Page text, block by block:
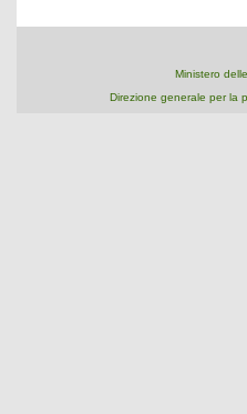
Ministero
Direzione generale per la